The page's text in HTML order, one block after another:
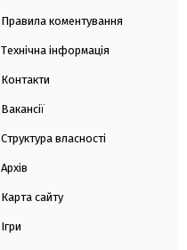
Правила коментування
Технічна інформація
Контакти
Вакансії
Структура власності
Архів
Карта сайту
Ігри